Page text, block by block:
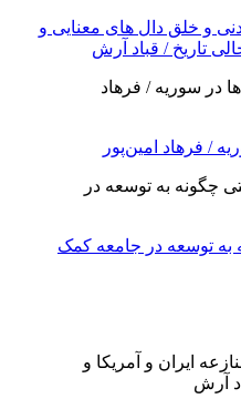
و خلق دال های معنایی و
تاریخ / قباد آرش
/ فرهاد امین‌پور
به توسعه در جامعه کمک